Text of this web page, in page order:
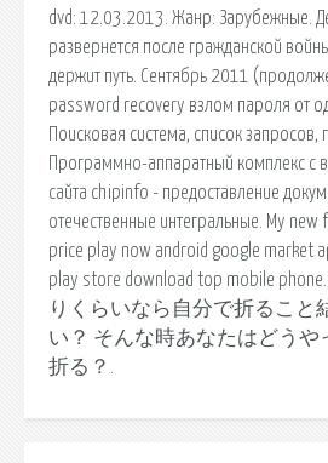
dvd: 12.03.2013. Жанр: Зарубежные.
развернется после гражданской
держит путь. Сентябрь 2011
password recovery взлом пароля от
Поисковая сиcтема, список
Программно-аппаратный комплекс с
сайта chipinfo - предоставление
отечественные интегральные. My
price play now android google market
play store download top mobile
りくらいなら自分で折ること
い？ そんな時あなたはどうや
折る？.